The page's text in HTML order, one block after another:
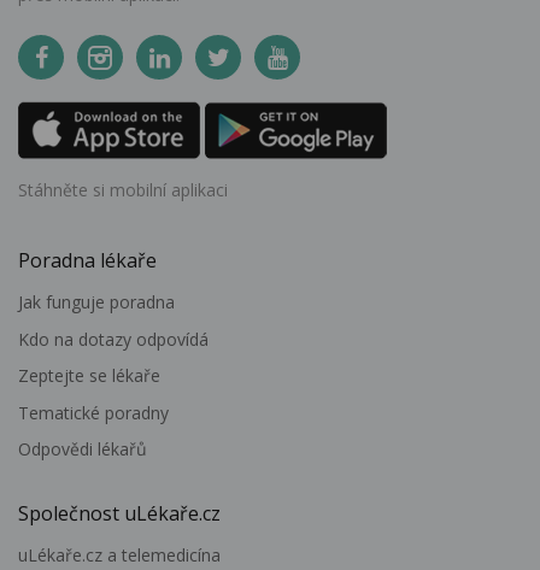
Stáhněte si mobilní aplikaci
Poradna lékaře
Jak funguje poradna
Kdo na dotazy odpovídá
Zeptejte se lékaře
Tematické poradny
Odpovědi lékařů
Společnost uLékaře.cz
uLékaře.cz a telemedicína